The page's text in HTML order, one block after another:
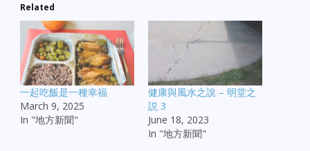
Related
一起吃飯是一種幸福
March 9, 2025
In "地方新聞"
健康與風水之說 – 明堂之
説 3
June 18, 2023
In "地方新聞"